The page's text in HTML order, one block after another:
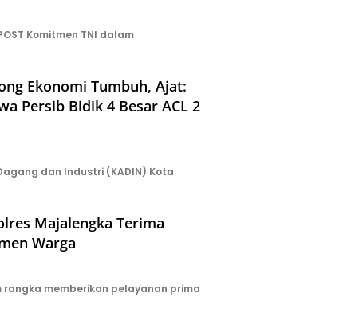
Komitmen TNI dalam
Ekonomi Tumbuh, Ajat:
Persib Bidik 4 Besar ACL 2
dan Industri (KADIN) Kota
Majalengka Terima
Warga
rangka memberikan pelayanan prima